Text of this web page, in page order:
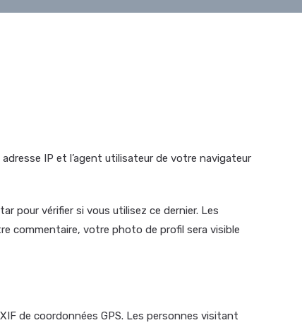
IP et l’agent utilisateur de votre navigateur
pour vérifier si vous utilisez ce dernier. Les
commentaire, votre photo de profil sera visible
de coordonnées GPS. Les personnes visitant